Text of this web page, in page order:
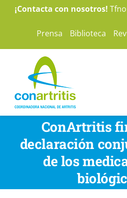
Saltar¡Contacta con nosotros!
Prensa Biblioteca
ConArtritisConArtritis
declaración
de los